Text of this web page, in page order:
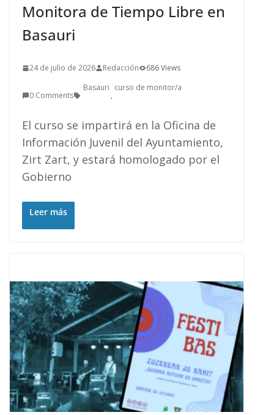
Monitora de Tiempo Libre en
Basauri
24 de julio de 2026 Redacción 686 Views
0 Comments
Basauri
,
curso de monitor/a
El curso se impartirá en la Oficina de
Información Juvenil del Ayuntamiento,
Zirt Zart, y estará homologado por el
Gobierno
Leer más